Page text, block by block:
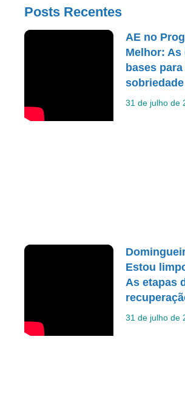
Posts Recentes
AE no
Melhor: As
bases
sobriedade
31 de julho de
Estou
As etapas
31 de julho de